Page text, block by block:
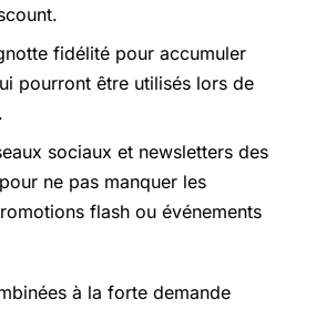
fidélité pour accumuler
pourront être utilisés lors de
sociaux et newsletters des
ne pas manquer les
flash ou événements
à la forte demande